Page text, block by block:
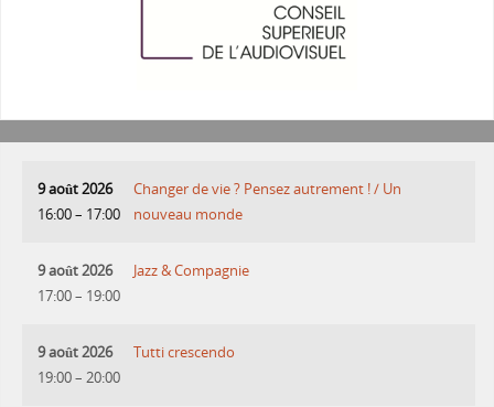
9 août 2026
16:00– 17:00
Changer de vie ? Pensez autrement ! / Un
nouveau monde
9 août 2026
17:00– 19:00
Jazz & Compagnie
9 août 2026
19:00– 20:00
Tutti crescendo